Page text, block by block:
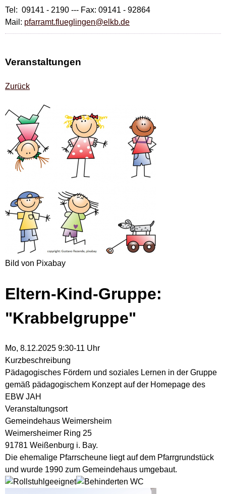
Tel: 09141 - 2190 --- Fax: 09141 - 92864
Mail: pfarramt.flueglingen@elkb.de
Veranstaltungen
Zurück
Bild von Pixabay
Eltern-Kind-Gruppe:
"Krabbelgruppe"
Mo, 8.12.2025 9:30-11 Uhr
Kurzbeschreibung
Pädagogisches Fördern und soziales Lernen in der Gruppe
gemäß pädagogischem Konzept auf der Homepage des
EBW JAH
Veranstaltungsort
Gemeindehaus Weimersheim
Weimersheimer Ring 25
91781 Weißenburg i. Bay.
Die ehemalige Pfarrscheune liegt auf dem Pfarrgrundstück
und wurde 1990 zum Gemeindehaus umgebaut.